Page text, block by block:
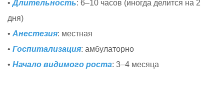
•Длительность: 6–10 часов (иногда делится на 2
дня)
• Анестезия: местная
• Госпитализация: амбулаторно
• Начало видимого роста: 3–4 месяца